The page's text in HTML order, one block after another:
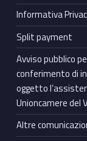
Informativa
Split payment
Avviso pubblico
conferimento di
oggetto
Unioncamere del
Altre